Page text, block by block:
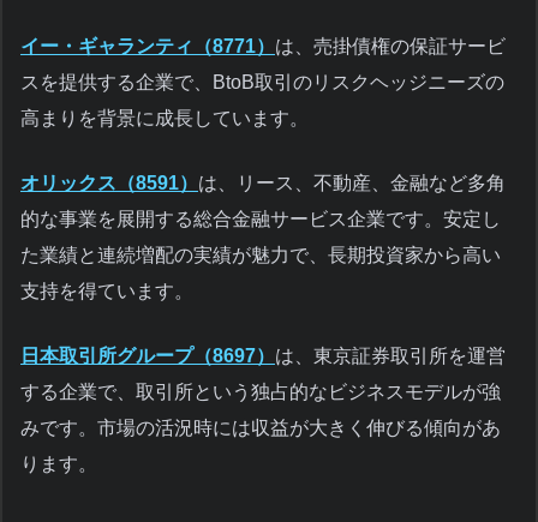
イー・ギャランティ（8771） は、売掛債権の保証サービ
スを提供する企業で、BtoB取引のリスクヘッジニーズの
高まりを背景に成長しています。
オリックス（8591） は、リース、不動産、金融など多角
的な事業を展開する総合金融サービス企業です。安定し
た業績と連続増配の実績が魅力で、長期投資家から高い
支持を得ています。
日本取引所グループ（8697） は、東京証券取引所を運営
する企業で、取引所という独占的なビジネスモデルが強
みです。市場の活況時には収益が大きく伸びる傾向があ
ります。